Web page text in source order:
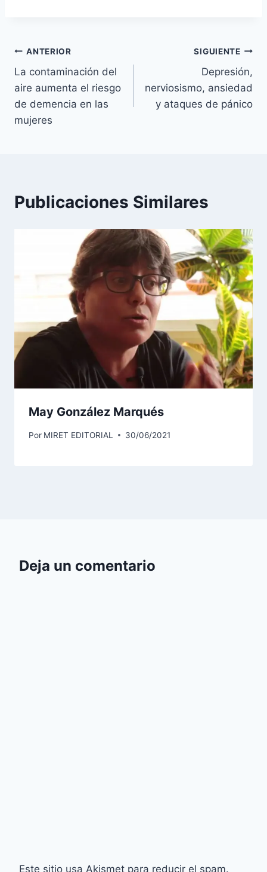
Navegación
de
entradas
ANTERIOR
La contaminación del
aire aumenta el riesgo
de demencia en las
mujeres
SIGUIENTE
Depresión,
nerviosismo, ansiedad
y ataques de pánico
Publicaciones Similares
May González Marqués
Por MIRET EDITORIAL 30/06/2021
Deja un comentario
Este sitio usa Akismet para reducir el spam.